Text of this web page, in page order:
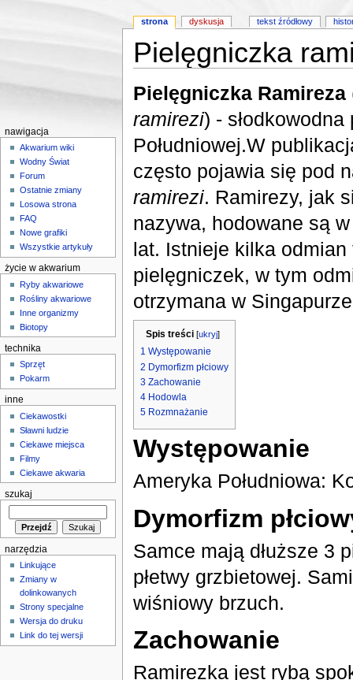
Pielęgniczka
Pielęgniczka Ramireza
ramirezi) -
Południowej.W
często pojawia się pod
ramirezi. Ramirezy, jak
nazywa, hodowane są
lat. Istnieje kilka
pielęgniczek, w tym
otrzymana w
Spis treści [ukryj]
1 Występowanie
2 Dymorfizm płciowy
3 Zachowanie
4 Hodowla
5 Rozmnażanie
Występowanie
Ameryka Południowa:
Dymorfizm
Samce mają dłuższe 3
płetwy grzbietowej.
wiśniowy brzuch.
Zachowanie
Ramirezka jest rybą
strona dyskusja tekst źródłowy
nawigacja
Akwarium wiki
Wodny Świat
Forum
Ostatnie zmiany
Losowa strona
FAQ
Nowe grafiki
Wszystkie artykuły
życie w akwarium
Ryby akwariowe
Rośliny akwariowe
Inne organizmy
Biotopy
technika
Sprzęt
Pokarm
inne
Ciekawostki
Sławni ludzie
Ciekawe miejsca
Filmy
Ciekawe akwaria
szukaj
narzędzia
Linkujące
Zmiany w
dolinkowanych
Strony specjalne
Wersja do druku
Link do tej wersji